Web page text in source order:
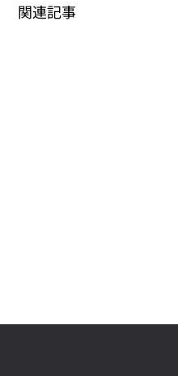
関連記事